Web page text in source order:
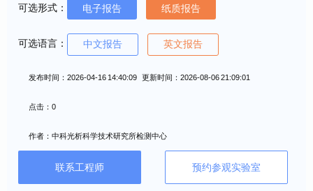
可选形式： 电子报告 纸质报告
可选语言： 中文报告 英文报告
发布时间：2026-04-16 14:40:09 更新时间：2026-08-06 21:09:01
点击：0
作者：中科光析科学技术研究所检测中心
联系工程师 预约参观实验室